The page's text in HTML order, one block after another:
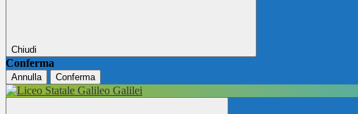
Chiudi
Conferma
Annulla Conferma